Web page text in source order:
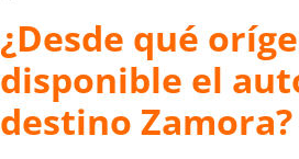
¿Desde qué
disponible el
destino Zamora?